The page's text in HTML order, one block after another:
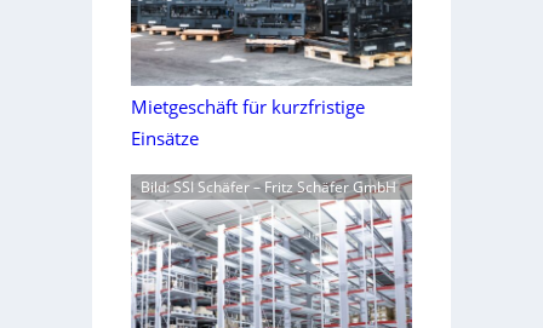
Mietgeschäft für kurzfristige
Einsätze
Bild: SSI Schäfer – Fritz Schäfer GmbH